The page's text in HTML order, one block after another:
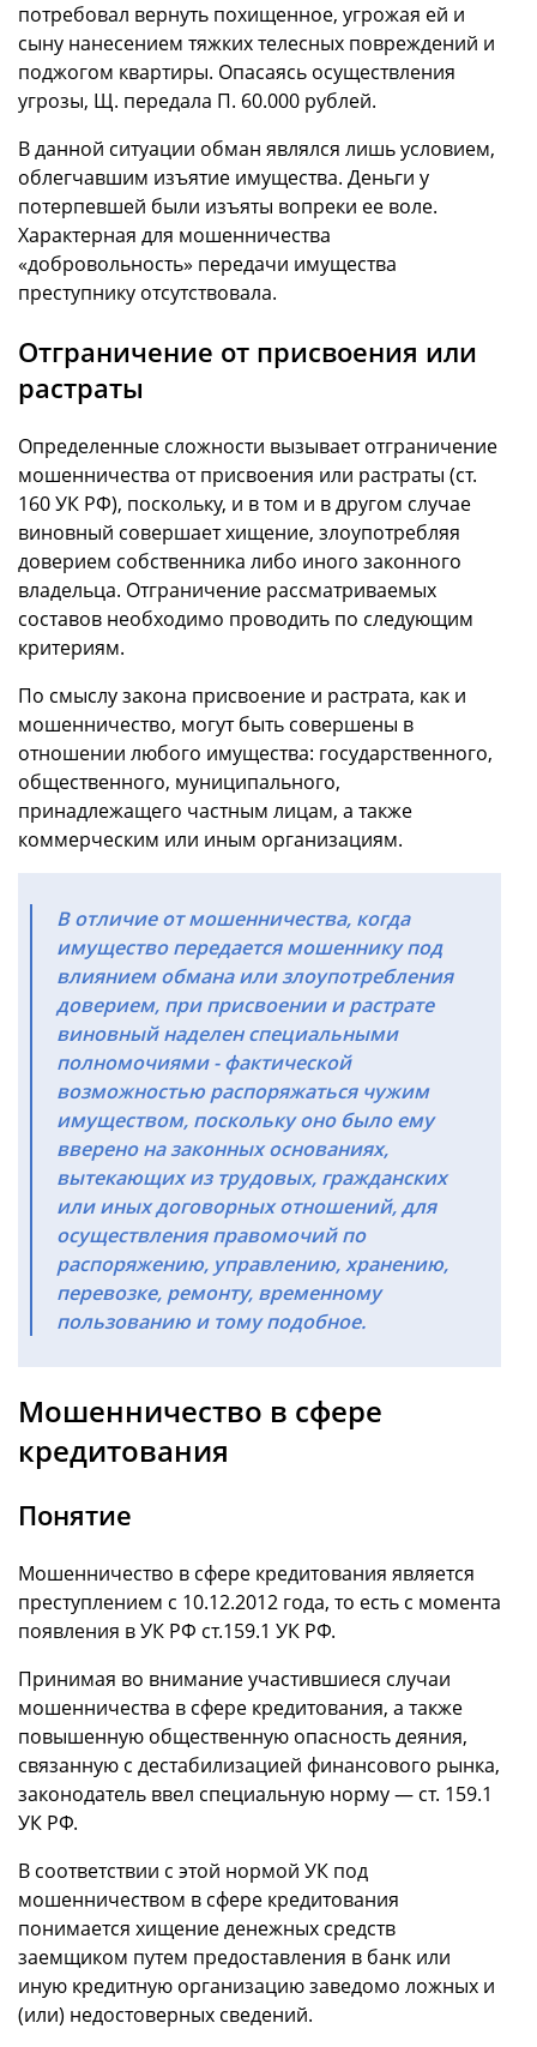
потребовал вернуть похищенное, угрожая ей и
сыну нанесением тяжких телесных повреждений и
поджогом квартиры. Опасаясь осуществления
угрозы, Щ. передала П. 60.000 рублей.
В данной ситуации обман являлся лишь условием,
облегчавшим изъятие имущества. Деньги у
потерпевшей были изъяты вопреки ее воле.
Характерная для мошенничества
«добровольность» передачи имущества
преступнику отсутствовала.
Отграничение от присвоения или
растраты
Определенные сложности вызывает отграничение
мошенничества от присвоения или растраты (ст.
160 УК РФ), поскольку, и в том и в другом случае
виновный совершает хищение, злоупотребляя
доверием собственника либо иного законного
владельца. Отграничение рассматриваемых
составов необходимо проводить по следующим
критериям.
По смыслу закона присвоение и растрата, как и
мошенничество, могут быть совершены в
отношении любого имущества: государственного,
общественного, муниципального,
принадлежащего частным лицам, а также
коммерческим или иным организациям.
В отличие от мошенничества, когда
имущество передается мошеннику под
влиянием обмана или злоупотребления
доверием, при присвоении и растрате
виновный наделен специальными
полномочиями - фактической
возможностью распоряжаться чужим
имуществом, поскольку оно было ему
вверено на законных основаниях,
вытекающих из трудовых, гражданских
или иных договорных отношений, для
осуществления правомочий по
распоряжению, управлению, хранению,
перевозке, ремонту, временному
пользованию и тому подобное.
Мошенничество в сфере
кредитования
Понятие
Мошенничество в сфере кредитования является
преступлением с 10.12.2012 года, то есть с момента
появления в УК РФ ст.159.1 УК РФ.
Принимая во внимание участившиеся случаи
мошенничества в сфере кредитования, а также
повышенную общественную опасность деяния,
связанную с дестабилизацией финансового рынка,
законодатель ввел специальную норму — ст. 159.1
УК РФ.
В соответствии с этой нормой УК под
мошенничеством в сфере кредитования
понимается хищение денежных средств
заемщиком путем предоставления в банк или
иную кредитную организацию заведомо ложных и
(или) недостоверных сведений.